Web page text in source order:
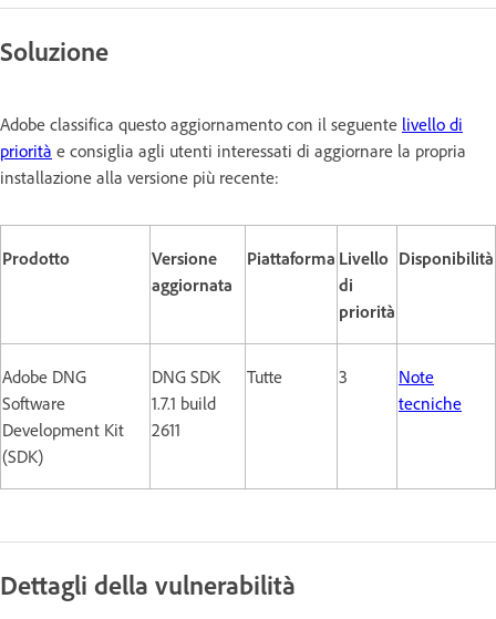
Soluzione
Adobe classifica questo aggiornamento con il seguente livello di
priorità e consiglia agli utenti interessati di aggiornare la propria
installazione alla versione più recente:
Prodotto
Versione
aggiornata
Piattaforma Livello
di
priorità
Disponibilità
Adobe DNG
Software
Development Kit
(SDK)
DNG SDK
1.7.1 build
2611
Tutte 3
Note
tecniche
Dettagli della vulnerabilità